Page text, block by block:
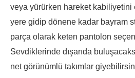
veya yürürken hareket kabiliyetini
yere gidip dönene kadar bayram
parça olarak keten pantolon
Sevdiklerinde dışarıda
net görünümlü takımlar